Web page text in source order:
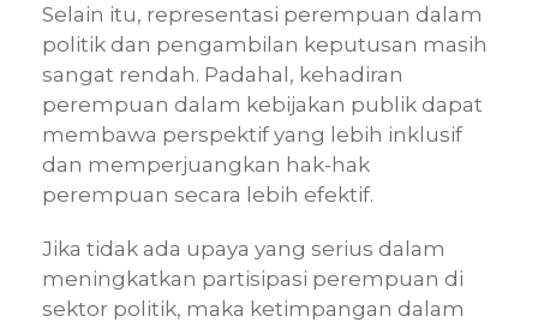
Selain itu, representasi perempuan dalam
politik dan pengambilan keputusan masih
sangat rendah. Padahal, kehadiran
perempuan dalam kebijakan publik dapat
membawa perspektif yang lebih inklusif
dan memperjuangkan hak-hak
perempuan secara lebih efektif.
Jika tidak ada upaya yang serius dalam
meningkatkan partisipasi perempuan di
sektor politik, maka ketimpangan dalam